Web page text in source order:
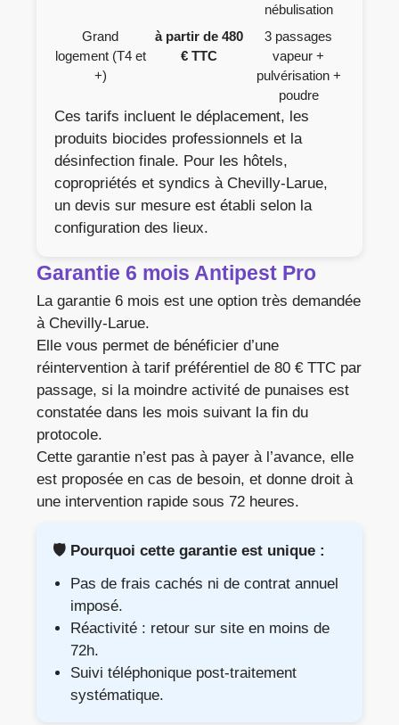
nébulisation
Grand
logement (T4 et
+)
à partir de 480
€ TTC
3 passages
vapeur +
pulvérisation +
poudre
Ces tarifs incluent le déplacement, les
produits biocides professionnels et la
désinfection finale. Pour les hôtels,
copropriétés et syndics à Chevilly-Larue,
un devis sur mesure est établi selon la
configuration des lieux.
Garantie 6 mois Antipest Pro
La garantie 6 mois est une option très demandée
à Chevilly-Larue.
Elle vous permet de bénéficier d’une
réintervention à tarif préférentiel de 80 € TTC par
passage, si la moindre activité de punaises est
constatée dans les mois suivant la fin du
protocole.
Cette garantie n’est pas à payer à l’avance, elle
est proposée en cas de besoin, et donne droit à
une intervention rapide sous 72 heures.
🛡️ Pourquoi cette garantie est unique :
Pas de frais cachés ni de contrat annuel
imposé.
Réactivité : retour sur site en moins de
72h.
Suivi téléphonique post-traitement
systématique.